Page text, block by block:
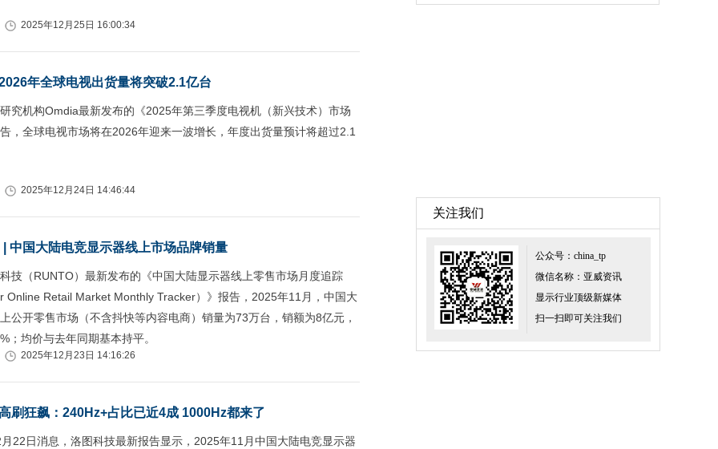
2025年12月25日 16:00:34
年全球电视出货量将突破2.1亿台
究机构Omdia最新发布的《2025年第三季度电视机（新兴技术）市场
，全球电视市场将在2026年迎来一波增长，年度出货量预计将超过2.1
2025年12月24日 14:46:44
中国大陆电竞显示器线上市场品牌销量
技（RUNTO）最新发布的《中国大陆显示器线上零售市场月度追踪
Online Retail Market Monthly Tracker）》报告，2025年11月，中国大
公开零售市场（不含抖快等内容电商）销量为73万台，销额为8亿元，
；均价与去年同期基本持平。
2025年12月23日 14:16:26
刷狂飙：240Hz+占比已近4成 1000Hz都来了
22日消息，洛图科技最新报告显示，2025年11月中国大陆电竞显示器
关注我们
公众号：china_tp
微信名称：亚威资讯
显示行业顶级新媒体
扫一扫即可关注我们